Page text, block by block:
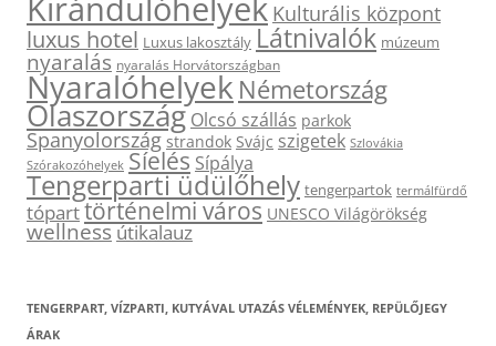
Kulturális központ
luxus hotel Luxus lakosztály Látnivalók múzeum
nyaralás nyaralás Horvátországban
Nyaralóhelyek Németország
Olaszország Olcsó szállás parkok
Spanyolország strandok Svájc szigetek Szlovákia
Szórakozóhelyek Síelés Sípálya
Tengerparti üdülőhely tengerpartok termálfürdő
tóparttörténelmi város UNESCO Világörökség
wellnessútikalauz
TENGERPART, VÍZPARTI, KUTYÁVAL UTAZÁS VÉLEMÉNYEK, REPÜLŐJEGY
ÁRAK